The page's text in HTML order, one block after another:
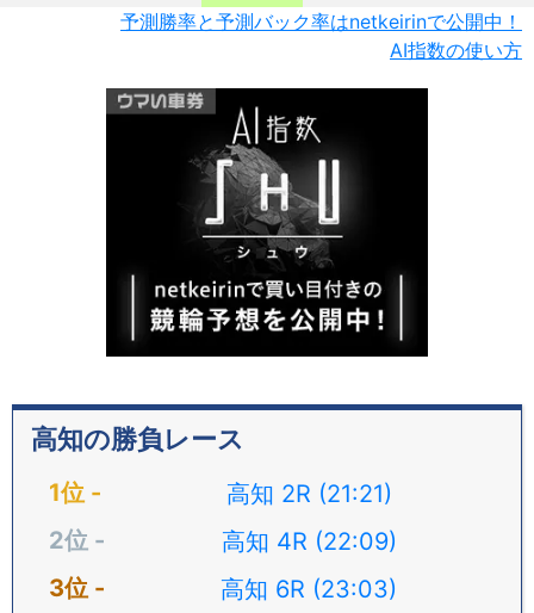
予測勝率と予測バック率はnetkeirinで公開中！
AI指数の使い方
高知の勝負レース
高知 2R (21:21)
高知 4R (22:09)
高知 6R (23:03)